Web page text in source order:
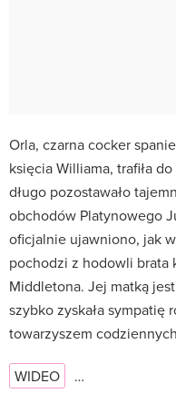
Orla, czarna cocker
księcia Williama, trafiła
długo pozostawało
obchodów Platynowego
oficjalnie ujawniono, jak
pochodzi z hodowli brata
Middletona. Jej matką
szybko zyskała sympatię
towarzyszem
WIDEO …